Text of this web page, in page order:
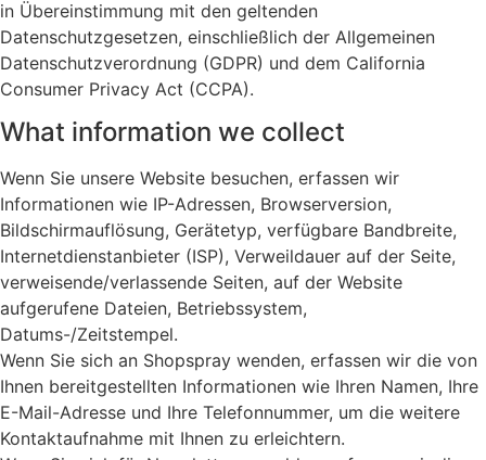
in Übereinstimmung mit den geltenden
Datenschutzgesetzen, einschließlich der Allgemeinen
Datenschutzverordnung (GDPR) und dem California
Consumer Privacy Act (CCPA).
What information we collect
Wenn Sie unsere Website besuchen, erfassen wir
Informationen wie IP-Adressen, Browserversion,
Bildschirmauflösung, Gerätetyp, verfügbare Bandbreite,
Internetdienstanbieter (ISP), Verweildauer auf der Seite,
verweisende/verlassende Seiten, auf der Website
aufgerufene Dateien, Betriebssystem,
Datums-/Zeitstempel.
Wenn Sie sich an Shopspray wenden, erfassen wir die von
Ihnen bereitgestellten Informationen wie Ihren Namen, Ihre
E-Mail-Adresse und Ihre Telefonnummer, um die weitere
Kontaktaufnahme mit Ihnen zu erleichtern.